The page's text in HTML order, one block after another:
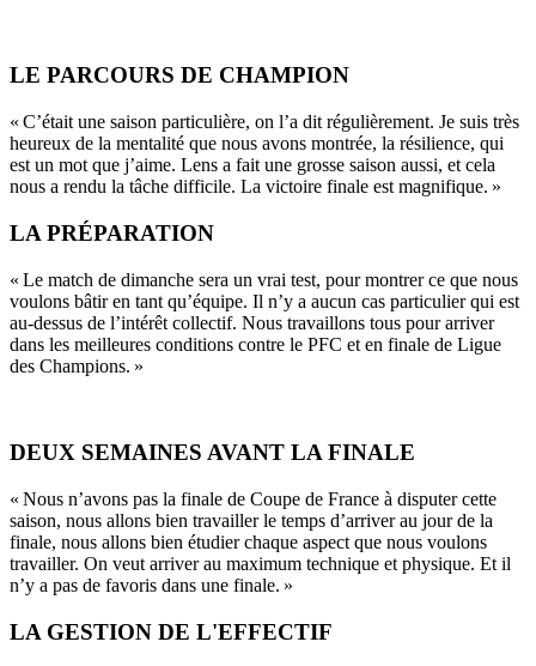
LE PARCOURS DE CHAMPION
« C’était une saison particulière, on l’a dit régulièrement. Je suis très
heureux de la mentalité que nous avons montrée, la résilience, qui
est un mot que j’aime. Lens a fait une grosse saison aussi, et cela
nous a rendu la tâche difficile. La victoire finale est magnifique. »
LA PRÉPARATION
« Le match de dimanche sera un vrai test, pour montrer ce que nous
voulons bâtir en tant qu’équipe. Il n’y a aucun cas particulier qui est
au-dessus de l’intérêt collectif. Nous travaillons tous pour arriver
dans les meilleures conditions contre le PFC et en finale de Ligue
des Champions. »
DEUX SEMAINES AVANT LA FINALE
« Nous n’avons pas la finale de Coupe de France à disputer cette
saison, nous allons bien travailler le temps d’arriver au jour de la
finale, nous allons bien étudier chaque aspect que nous voulons
travailler. On veut arriver au maximum technique et physique. Et il
n’y a pas de favoris dans une finale. »
LA GESTION DE L'EFFECTIF